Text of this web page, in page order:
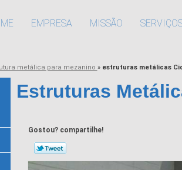
EMPRESA MISSÃO
metálica para mezanino » estruturas metálicas
Estruturas
Gostou? compartilhe!